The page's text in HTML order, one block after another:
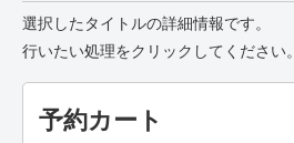
選択したタイトルの詳細情報です。
行いたい処理をクリックしてください。
予約カート